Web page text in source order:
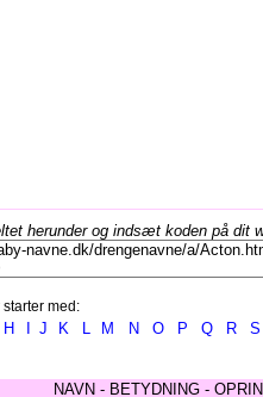
herunder og indsæt koden på dit
med:
H J K L M N O P Q R S
NAVN - BETYDNING -